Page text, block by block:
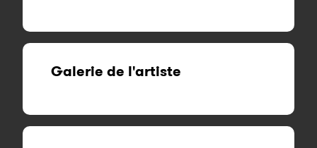
Galerie de l'artiste